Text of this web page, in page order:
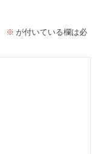
※ が付いている欄は必